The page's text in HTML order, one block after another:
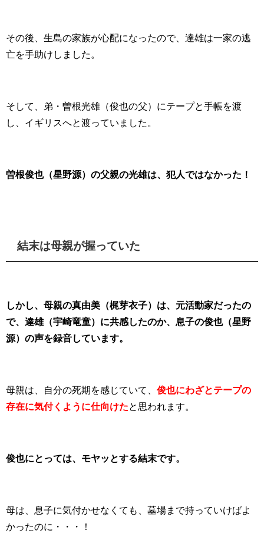
その後、生島の家族が心配になったので、達雄は一家の逃
亡を手助けしました。
そして、弟・曽根光雄（俊也の父）にテープと手帳を渡
し、イギリスへと渡っていました。
曽根俊也（星野源）の父親の光雄は、犯人ではなかった！
結末は母親が握っていた
しかし、母親の真由美（梶芽衣子）は、元活動家だったの
で、達雄（宇崎竜童）に共感したのか、息子の俊也（星野
源）の声を録音しています。
母親は、自分の死期を感じていて、 俊也にわざとテープの
存在に気付くように仕向けたと思われます。
俊也にとっては、モヤッとする結末です。
母は、息子に気付かせなくても、墓場まで持っていけばよ
かったのに・・・！